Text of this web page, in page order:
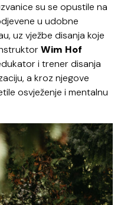
su se opustile na
u udobne
uz vježbe disanja koje
Wim Hof
i trener disanja
a kroz njegove
osvježenje i mentalnu